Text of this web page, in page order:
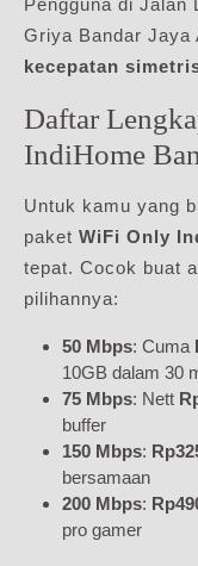
Pengguna di Jalan
Griya Bandar Jaya
kecepatan
Daftar
IndiHome
Untuk kamu yang
paket WiFi Only
tepat. Cocok buat
pilihannya:
50 Mbps: Cuma
10GB dalam 30
75 Mbps: Nett
buffer
150 Mbps:
bersamaan
200 Mbps:
pro gamer